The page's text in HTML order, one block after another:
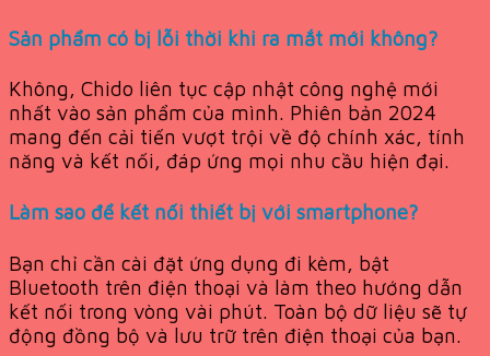
Sản phẩm có bị lỗi thời khi ra mắt mới không?
Không, Chido liên tục cập nhật công nghệ mới
nhất vào sản phẩm của mình. Phiên bản 2024
mang đến cải tiến vượt trội về độ chính xác, tính
năng và kết nối, đáp ứng mọi nhu cầu hiện đại.
Làm sao để kết nối thiết bị với smartphone?
Bạn chỉ cần cài đặt ứng dụng đi kèm, bật
Bluetooth trên điện thoại và làm theo hướng dẫn
kết nối trong vòng vài phút. Toàn bộ dữ liệu sẽ tự
động đồng bộ và lưu trữ trên điện thoại của bạn.